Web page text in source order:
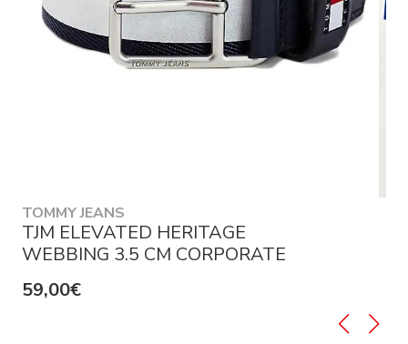
TOMMY JEANS
TJM ELEVATED HERITAGE
WEBBING 3.5 CM CORPORATE
59,00€